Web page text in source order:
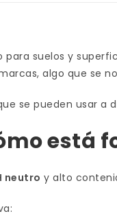
para suelos y
algo que se
se pueden usar
está
neutro y alto